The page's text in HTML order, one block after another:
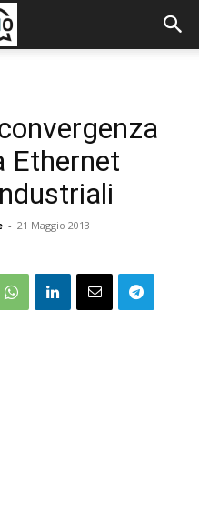
Ethernet
- 21 Maggio 2013